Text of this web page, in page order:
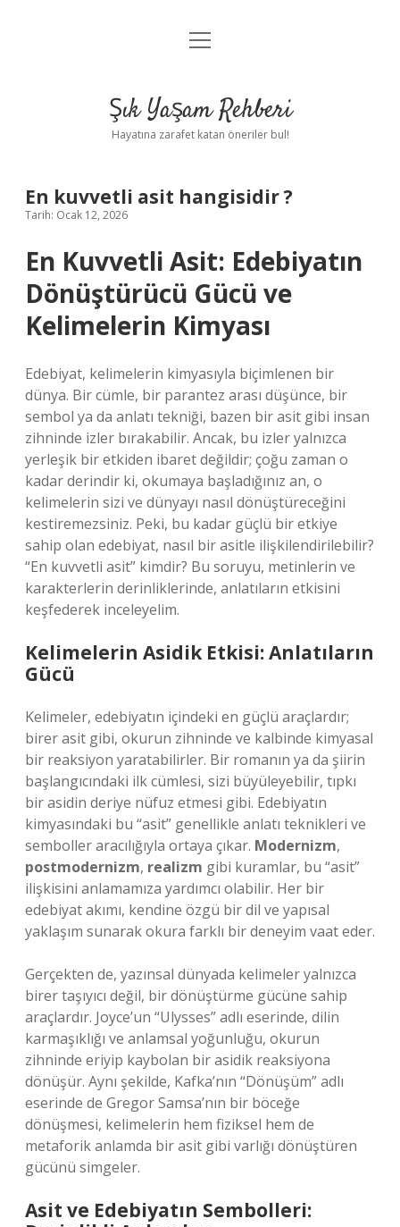
Anasayfa
Yasal Uyarı
menüyü
Şık Yaşam Rehberi
Hayatına zarafet katan öneriler bul!
En kuvvetli asit hangisidir ?
Tarih: Ocak 12, 2026
En Kuvvetli Asit: Edebiyatın
Dönüştürücü Gücü ve
Kelimelerin Kimyası
Edebiyat, kelimelerin kimyasıyla biçimlenen bir
dünya. Bir cümle, bir parantez arası düşünce, bir
sembol ya da anlatı tekniği, bazen bir asit gibi insan
zihninde izler bırakabilir. Ancak, bu izler yalnızca
yerleşik bir etkiden ibaret değildir; çoğu zaman o
kadar derindir ki, okumaya başladığınız an, o
kelimelerin sizi ve dünyayı nasıl dönüştüreceğini
kestiremezsiniz. Peki, bu kadar güçlü bir etkiye
sahip olan edebiyat, nasıl bir asitle ilişkilendirilebilir?
“En kuvvetli asit” kimdir? Bu soruyu, metinlerin ve
karakterlerin derinliklerinde, anlatıların etkisini
keşfederek inceleyelim.
Kelimelerin Asidik Etkisi: Anlatıların
Gücü
Kelimeler, edebiyatın içindeki en güçlü araçlardır;
birer asit gibi, okurun zihninde ve kalbinde kimyasal
bir reaksiyon yaratabilirler. Bir romanın ya da şiirin
başlangıcındaki ilk cümlesi, sizi büyüleyebilir, tıpkı
bir asidin deriye nüfuz etmesi gibi. Edebiyatın
kimyasındaki bu “asit” genellikle anlatı teknikleri ve
semboller aracılığıyla ortaya çıkar. Modernizm,
postmodernizm, realizm gibi kuramlar, bu “asit”
ilişkisini anlamamıza yardımcı olabilir. Her bir
edebiyat akımı, kendine özgü bir dil ve yapısal
yaklaşım sunarak okura farklı bir deneyim vaat eder.
Gerçekten de, yazınsal dünyada kelimeler yalnızca
birer taşıyıcı değil, bir dönüştürme gücüne sahip
araçlardır. Joyce’un “Ulysses” adlı eserinde, dilin
karmaşıklığı ve anlamsal yoğunluğu, okurun
zihninde eriyip kaybolan bir asidik reaksiyona
dönüşür. Aynı şekilde, Kafka’nın “Dönüşüm” adlı
eserinde de Gregor Samsa’nın bir böceğe
dönüşmesi, kelimelerin hem fiziksel hem de
metaforik anlamda bir asit gibi varlığı dönüştüren
gücünü simgeler.
Asit ve Edebiyatın Sembolleri: